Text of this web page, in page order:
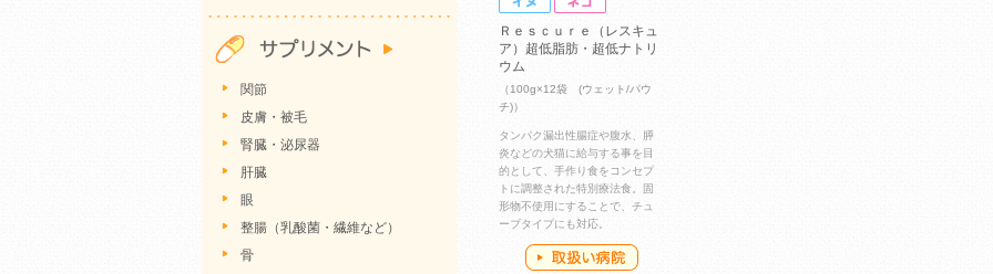
Ｒｅｓｃｕｒｅ（レスキュ
ア）超低脂肪・超低ナトリ
ウム
（100g×12袋 (ウェット/パウ
チ)）
タンパク漏出性腸症や腹水、膵
炎などの犬猫に給与する事を目
的として、手作り食をコンセプ
トに調整された特別療法食。固
形物不使用にすることで、チュ
ーブタイプにも対応。
関節
皮膚・被毛
腎臓・泌尿器
肝臓
眼
整腸（乳酸菌・繊維など）
骨